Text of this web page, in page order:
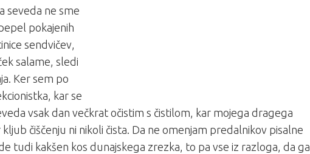
seveda ne sme
pokajenih
sendvičev,
salame, sledi
Ker sem po
kar se
vsak dan večkrat očistim s čistilom, kar mojega dragega
čiščenju ni nikoli čista. Da ne omenjam predalnikov pisalne
tudi kakšen kos dunajskega zrezka, to pa vse iz razloga, da ga